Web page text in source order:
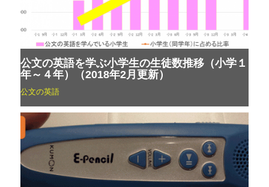
公文の英語を学ぶ小学生の生徒数推移（小学１
年～４年）（2018年2月更新）
公文の英語